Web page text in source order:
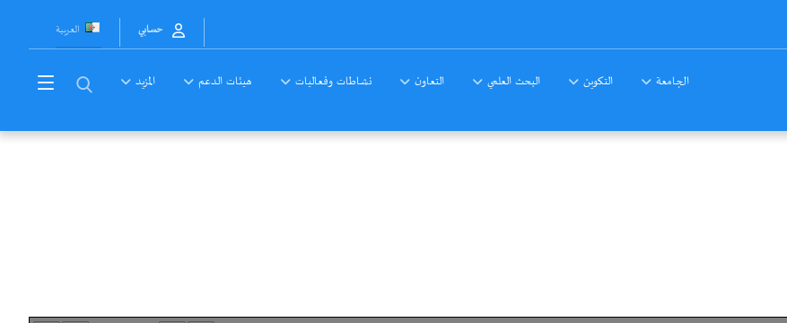
العربية حسابي
الجامعة التكوين البحث العلمي التعاون نشاطات وفعاليات هيئات الدعم المزيد